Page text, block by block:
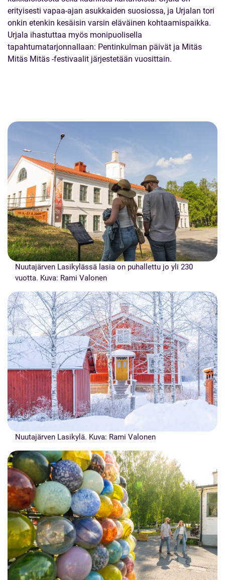
erityisesti vapaa-ajan asukkaiden suosiossa, ja Urjalan tori
onkin etenkin kesäisin varsin eläväinen kohtaamispaikka.
Urjala ihastuttaa myös monipuolisella
tapahtumatarjonnallaan: Pentinkulman päivät ja Mitäs
Mitäs Mitäs -festivaalit järjestetään vuosittain.
Nuutajärven Lasikylässä lasia on puhallettu jo yli 230
vuotta. Kuva: Rami Valonen
Nuutajärven Lasikylä. Kuva: Rami Valonen